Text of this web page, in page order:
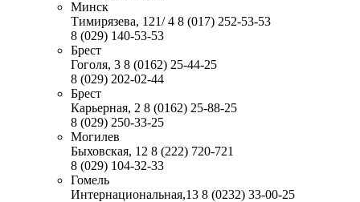
Минск
Тимирязева, 121/ 4 8 (017) 252-53-53
8 (029) 140-53-53
Брест
Гоголя, 3 8 (0162) 25-44-25
8 (029) 202-02-44
Брест
Карьерная, 2 8 (0162) 25-88-25
8 (029) 250-33-25
Могилев
Быховская, 12 8 (222) 720-721
8 (029) 104-32-33
Гомель
Интернациональная,13 8 (0232) 33-00-25